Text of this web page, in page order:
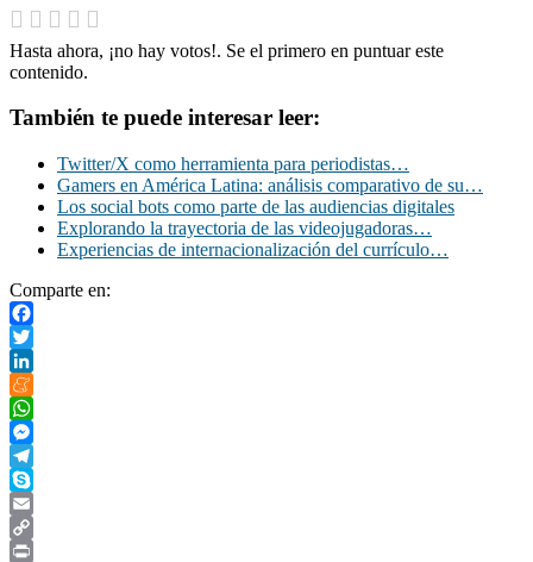
Hasta ahora, ¡no hay votos!. Se el primero en puntuar este
contenido.
También te puede interesar leer:
Twitter/X como herramienta para periodistas…
Gamers en América Latina: análisis comparativo de su…
Los social bots como parte de las audiencias digitales
Explorando la trayectoria de las videojugadoras…
Experiencias de internacionalización del currículo…
Comparte en:
Facebook
Twitter
LinkedIn
Meneame
WhatsApp
Messenger
Telegram
Skype
Email
Copy